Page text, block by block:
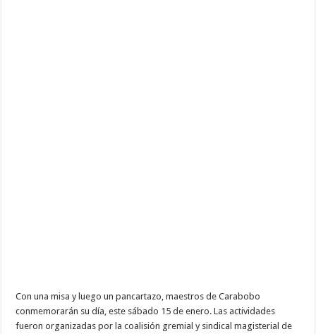
Con una misa y luego un pancartazo, maestros de Carabobo
conmemorarán su día, este sábado 15 de enero. Las actividades
fueron organizadas por la coalisión gremial y sindical magisterial de